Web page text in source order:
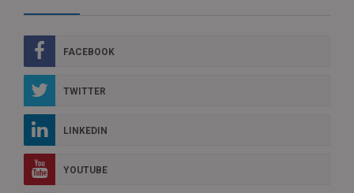
FACEBOOK
TWITTER
LINKEDIN
YOUTUBE